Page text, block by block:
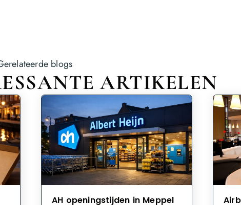
blogs
ARTIKELEN
AH openingstijden in Meppel